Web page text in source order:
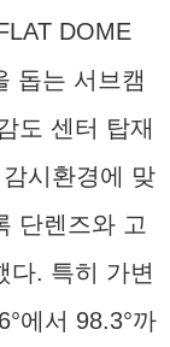
DOME
돕는 서브캠
도 센터 탑재
시환경에 맞
단렌즈와 고
다. 특히 가변
에서 98.3°까